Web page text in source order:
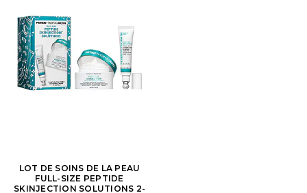
LOT DE SOINS DE LA PEAU
FULL-SIZE PEPTIDE
SKINJECTION SOLUTIONS 2-